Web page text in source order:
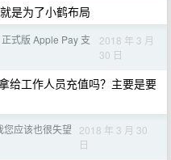
是为了小鹤布局
式版 Apple Pay 支
2018 年 3 月
30 日
给工作人员充值吗？主要是要
您应该也很失望
2018 年 3 月 30
日